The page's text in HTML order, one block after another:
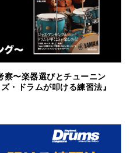
〜楽器選びとチューニン
・ドラムが叩ける練習法』